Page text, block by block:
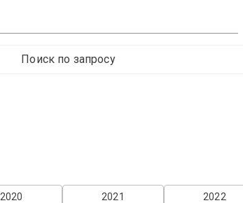
Поиск по запросу
2022
2021
2020